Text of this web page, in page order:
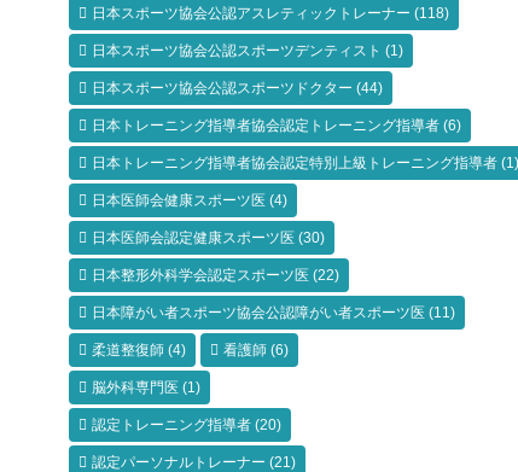
日本スポーツ協会公認アスレティックトレーナー (118)
日本スポーツ協会公認スポーツデンティスト (1)
日本スポーツ協会公認スポーツドクター (44)
日本トレーニング指導者協会認定トレーニング指導者 (6)
日本トレーニング指導者協会認定特別上級トレーニング指導者 (1)
日本医師会健康スポーツ医 (4)
日本医師会認定健康スポーツ医 (30)
日本整形外科学会認定スポーツ医 (22)
日本障がい者スポーツ協会公認障がい者スポーツ医 (11)
柔道整復師 (4) 看護師 (6)
脳外科専門医 (1)
認定トレーニング指導者 (20)
認定パーソナルトレーナー (21)